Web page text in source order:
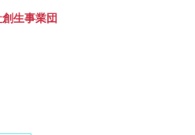
生事業団